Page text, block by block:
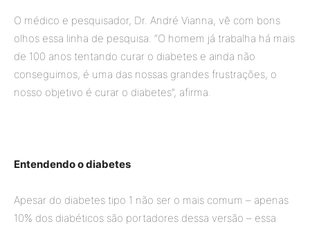
O médico e pesquisador, Dr. André Vianna, vê com bons
olhos essa linha de pesquisa. “O homem já trabalha há mais
de 100 anos tentando curar o diabetes e ainda não
conseguimos, é uma das nossas grandes frustrações, o
nosso objetivo é curar o diabetes”, afirma.
Entendendo o diabetes
Apesar do diabetes tipo 1 não ser o mais comum – apenas
10% dos diabéticos são portadores dessa versão – essa